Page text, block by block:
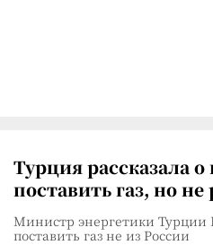
Турция рассказала
поставить газ, но
Министр энергетики Турции
поставить газ не из России